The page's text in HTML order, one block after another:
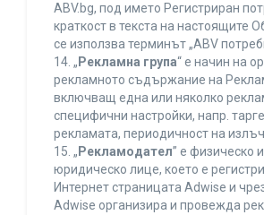
ABV.bg, под името Регистриран
краткост в текста на настоящите
се използва терминът „ABV
14. „ Рекламна група“ е начин на
рекламното съдържание на
включващ една или няколко
специфични настройки, напр.
рекламата, периодичност на
15. „ Рекламодател” е физическо
юридическо лице, което е
Интернет страницата Adwise и
Adwise организира и провежда